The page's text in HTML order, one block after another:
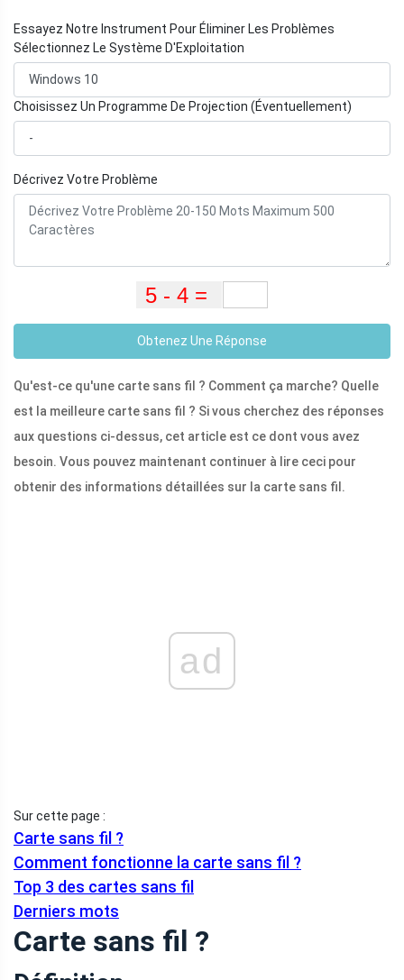
Essayez Notre Instrument Pour Éliminer Les Problèmes
Sélectionnez Le Système D'Exploitation
Choisissez Un Programme De Projection (Éventuellement)
Décrivez Votre Problème
Obtenez Une Réponse
Qu'est-ce qu'une carte sans fil ? Comment ça marche? Quelle
est la meilleure carte sans fil ? Si vous cherchez des réponses
aux questions ci-dessus, cet article est ce dont vous avez
besoin. Vous pouvez maintenant continuer à lire ceci pour
obtenir des informations détaillées sur la carte sans fil.
ad
Sur cette page :
Carte sans fil ?
Comment fonctionne la carte sans fil ?
Top 3 des cartes sans fil
Derniers mots
Carte sans fil ?